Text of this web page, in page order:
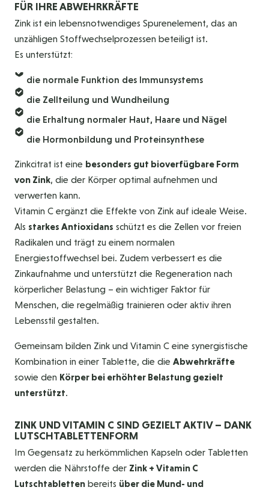
FÜR IHRE ABWEHRKRÄFTE
Zink ist ein lebensnotwendiges Spurenelement, das an
unzähligen Stoffwechselprozessen beteiligt ist.
Es unterstützt:
die normale Funktion des Immunsystems
die Zellteilung und Wundheilung
die Erhaltung normaler Haut, Haare und Nägel
die Hormonbildung und Proteinsynthese
Zinkcitrat ist eine besonders gut bioverfügbare Form
von Zink, die der Körper optimal aufnehmen und
verwerten kann.
Vitamin C ergänzt die Effekte von Zink auf ideale Weise.
Als starkes Antioxidans schützt es die Zellen vor freien
Radikalen und trägt zu einem normalen
Energiestoffwechsel bei. Zudem verbessert es die
Zinkaufnahme und unterstützt die Regeneration nach
körperlicher Belastung – ein wichtiger Faktor für
Menschen, die regelmäßig trainieren oder aktiv ihren
Lebensstil gestalten.
Gemeinsam bilden Zink und Vitamin C eine synergistische
Kombination in einer Tablette, die die Abwehrkräfte
sowie den Körper bei erhöhter Belastung gezielt
unterstützt.
ZINK UND VITAMIN C SIND GEZIELT AKTIV – DANK
LUTSCHTABLETTENFORM
Im Gegensatz zu herkömmlichen Kapseln oder Tabletten
werden die Nährstoffe der Zink + Vitamin C
Lutschtabletten bereits über die Mund- und